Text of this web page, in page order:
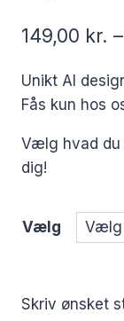
149,00 kr. –
Unikt AI
Fås kun hos
Vælg hvad du
dig!
Vælg
Skriv ønsket